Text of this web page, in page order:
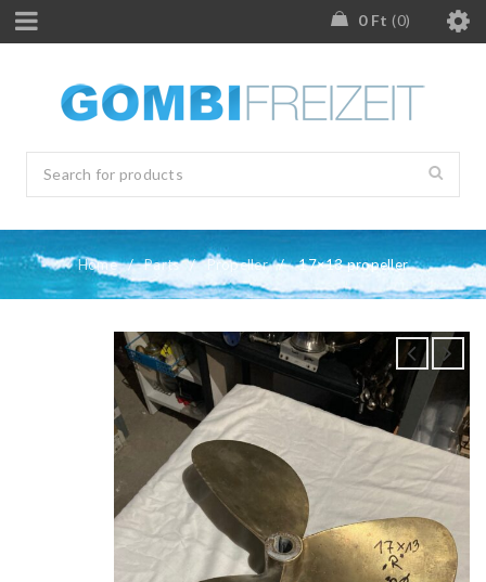
0 Ft 0
Home / Parts / Propeller / 17×13 propeller